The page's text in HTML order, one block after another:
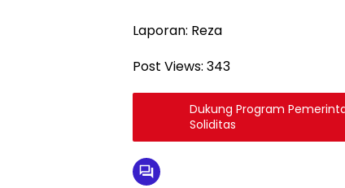
Laporan: Reza
Post Views: 343
Dukung Program
Soliditas